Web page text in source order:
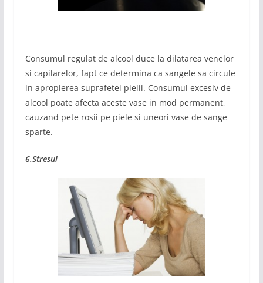
Consumul regulat de alcool duce la dilatarea venelor
si capilarelor, fapt ce determina ca sangele sa circule
in apropierea suprafetei pielii. Consumul excesiv de
alcool poate afecta aceste vase in mod permanent,
cauzand pete rosii pe piele si uneori vase de sange
sparte.
6.Stresul